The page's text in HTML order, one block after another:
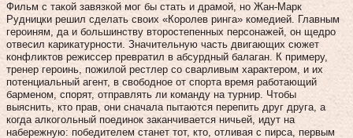
Фильм с такой завязкой мог бы стать и драмой, но Жан-Марк
Рудницки решил сделать своих «Королев ринга» комедией. Главным
героиням, да и большинству второстепенных персонажей, он щедро
отвесил карикатурности. Значительную часть двигающих сюжет
конфликтов режиссер превратил в абсурдный балаган. К примеру,
тренер героинь, пожилой рестлер со сварливым характером, и их
потенциальный агент, в свободное от спорта время работающий
барменом, спорят, отправлять ли команду на турнир. Чтобы
выяснить, кто прав, они сначала пытаются перепить друг друга, а
когда алкогольный поединок заканчивается ничьей, идут на
набережную: победителем станет тот, кто, отливая с пирса, первым